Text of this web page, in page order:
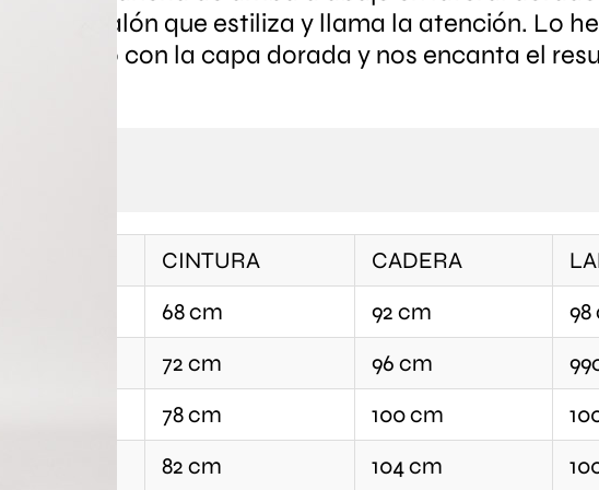
Es un pantalón que estiliza y llama la atención. Lo
combinado con la capa dorada y nos encanta el
CINTURA CADERA
68 cm 92 cm
72 cm 96 cm
78 cm 100 cm
82 cm 104 cm